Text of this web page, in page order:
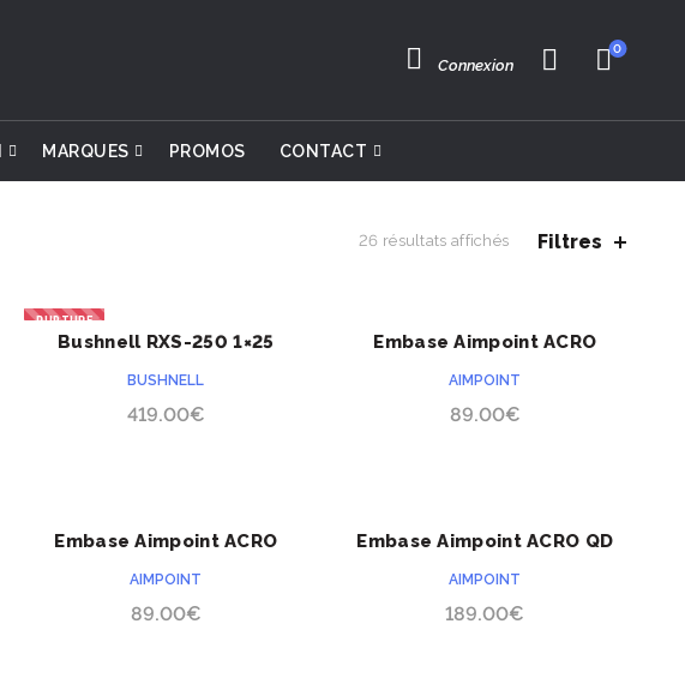
Connexion
0
MARQUES PROMOS CONTACT
26 résultats affichés Filtres
RUPTURE
ACHETER
Bushnell RXS-250 1×25
BUSHNELL
419.00€
ACHETER
Embase Aimpoint ACRO
AIMPOINT
89.00€
ACHETER
Embase Aimpoint ACRO
AIMPOINT
89.00€
ACHETER
Embase Aimpoint ACRO QD
AIMPOINT
189.00€